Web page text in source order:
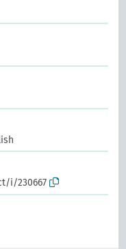
i/230667